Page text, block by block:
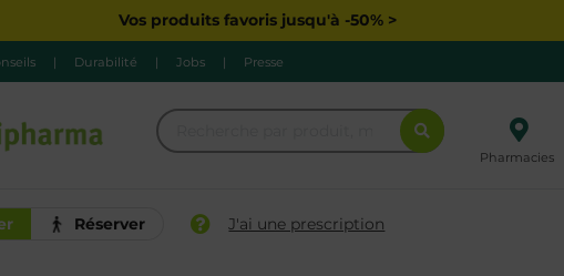
Vos produits favoris jusqu'à -50% >
| Durabilité | Jobs | Presse
Pharmacies
Réserver J'ai une prescription